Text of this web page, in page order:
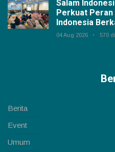
Salam
Perkuat Peran
Indonesia
04 Aug 2026 570
Berita
Event
Umum